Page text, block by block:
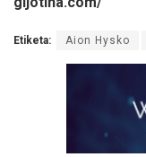
Etiketa: Aion Hysko